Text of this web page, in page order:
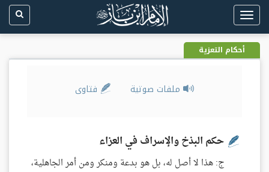
Toggle
navigation
أحكام التعزية
ملفات صوتية فتاوى
حكم البذخ والإسراف في العزاء
ج: هذا لا أصل له، بل هو بدعة ومنكر ومن أمر الجاهلية،